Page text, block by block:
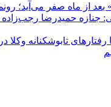
بعد از ماه صفر می‌آید؛
جنازه حمیدرضا
تابوشکنانه